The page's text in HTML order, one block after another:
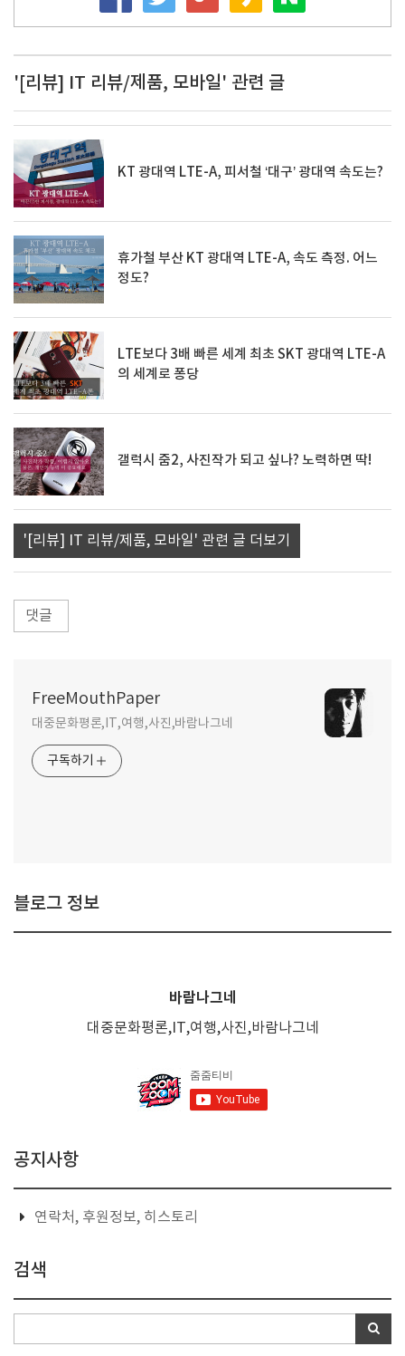
'[리뷰] IT 리뷰/제품, 모바일' 관련 글
KT 광대역 LTE-A, 피서철 ‘대구’ 광대역 속도는?
휴가철 부산 KT 광대역 LTE-A, 속도 측정. 어느
정도?
LTE보다 3배 빠른 세계 최초 SKT 광대역 LTE-A
의 세계로 퐁당
갤럭시 줌2, 사진작가 되고 싶나? 노력하면 딱!
'[리뷰] IT 리뷰/제품, 모바일' 관련 글 더보기
댓글
FreeMouthPaper
대중문화평론,IT,여행,사진,바람나그네
구독하기
블로그 정보
바람나그네
대중문화평론,IT,여행,사진,바람나그네
공지사항
연락처, 후원정보, 히스토리
검색